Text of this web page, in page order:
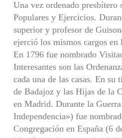
Una vez ordenado presbítero
Populares y Ejercicios.
superior y profesor de
ejerció los mismos cargos en
En 1796 fue nombrado
Interesantes son las
cada una de las casas. En su
de Badajoz y las Hijas de la
en Madrid. Durante la
Independencia») fue
Congregación en España (6